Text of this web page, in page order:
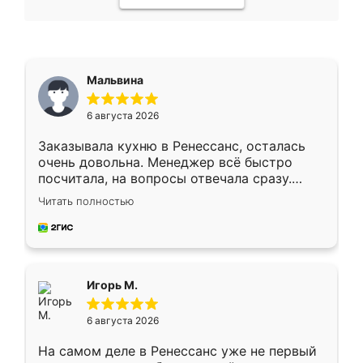
Мальвина
6 августа 2026
Заказывала кухню в Ренессанс, осталась
очень довольна. Менеджер всё быстро
посчитала, на вопросы отвечала сразу.
Замерщик приехал в субботу, подошёл к
делу со всей ответственностью. Собрали
за день, ребята работали аккуратно, даже
Читать полностью
Игорь М.
6 августа 2026
На самом деле в Ренессанс уже не первый